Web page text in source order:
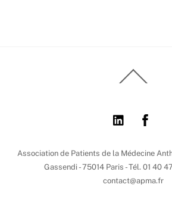
To
Association de Patients de la Médecine
Gassendi - 75014 Paris - Tél. 01 40
contact@apma.fr